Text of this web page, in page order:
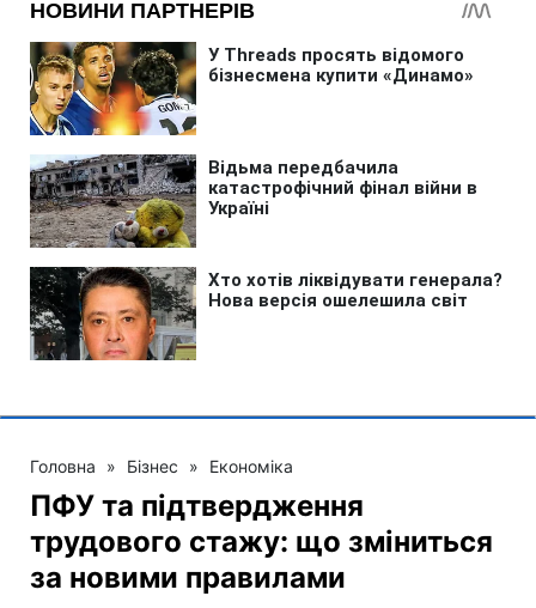
Головна » Бізнес » Економіка
ПФУ та підтвердження
трудового стажу: що зміниться
за новими правилами